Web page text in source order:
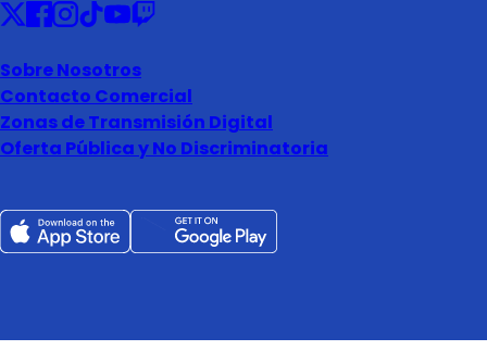
Sobre Nosotros
Contacto Comercial
Zonas de Transmisión Digital
Oferta Pública y No Discriminatoria